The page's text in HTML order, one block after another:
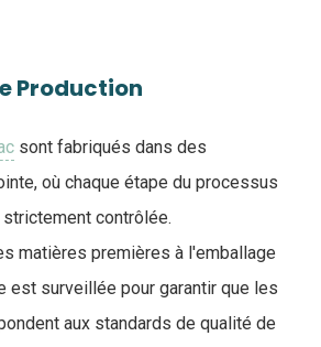
Production
sont fabriqués dans des
où chaque étape du processus
contrôlée.
matières premières à l'emballage
est surveillée pour garantir que les
aux standards de qualité de